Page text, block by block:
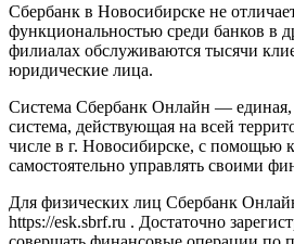
Сбербанк в Новосибирске не
функциональностью среди банков в
филиалах обслуживаются тысячи
юридические лица.
Система Сбербанк Онлайн —
система, действующая на всей
числе в г. Новосибирске, с помощью
самостоятельно управлять своими
Для физических лиц Сбербанк
https://esk.sbrf.ru . Достаточно